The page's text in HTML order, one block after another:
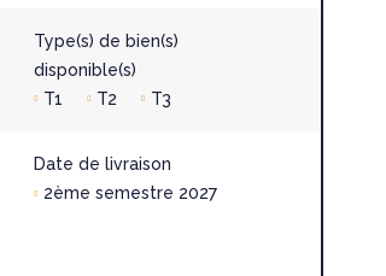
Type(s) de bien(s)
disponible(s)
T1
T2 T3
Date de livraison
2ème semestre 2027